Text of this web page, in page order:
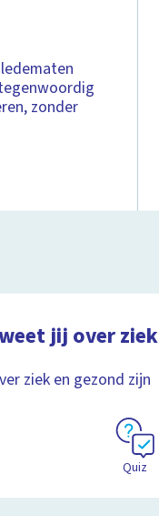
zonder
jij over ziek
ziek en gezond zijn
Quiz